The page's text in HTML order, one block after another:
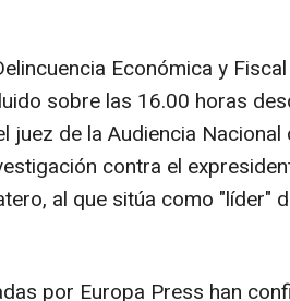
Económica y
sobre las 16.00 horas
de la Audiencia Nacional
contra el
al que sitúa como "líder"
por Europa Press han